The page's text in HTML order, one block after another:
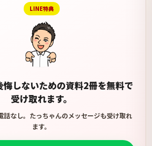
LINE特典
悔しないための資料2冊を無料で
受け取れます。
話なし。たっちゃんのメッセージも受け取れ
ます。